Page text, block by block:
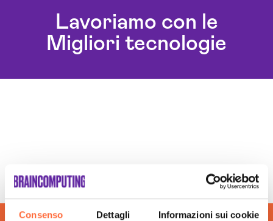
Consenso Dettagli Informazioni sui cookie
Agenzia Di Marketing Automation Isernia
Agenzia Google Partner Isernia
Agenzia Social Media Marketing Isernia
Consulenza Seo Isernia
Lavoriamo con le
Migliori tecnologie